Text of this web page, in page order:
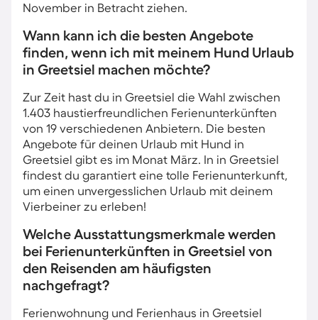
November in Betracht ziehen.
Wann kann ich die besten Angebote
finden, wenn ich mit meinem Hund Urlaub
in Greetsiel machen möchte?
Zur Zeit hast du in Greetsiel die Wahl zwischen
1.403 haustierfreundlichen Ferienunterkünften
von 19 verschiedenen Anbietern. Die besten
Angebote für deinen Urlaub mit Hund in
Greetsiel gibt es im Monat März. In in Greetsiel
findest du garantiert eine tolle Ferienunterkunft,
um einen unvergesslichen Urlaub mit deinem
Vierbeiner zu erleben!
Welche Ausstattungsmerkmale werden
bei Ferienunterkünften in Greetsiel von
den Reisenden am häufigsten
nachgefragt?
Ferienwohnung und Ferienhaus in Greetsiel